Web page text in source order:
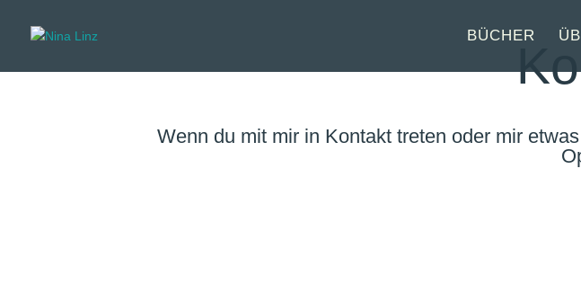
BÜCHER
Wenn du mit mir in Kontakt treten oder mir
O